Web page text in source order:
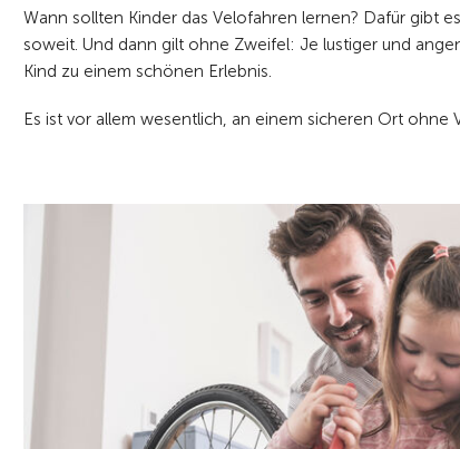
Wann sollten Kinder das Velofahren lernen? Dafür gibt
soweit. Und dann gilt ohne Zweifel: Je lustiger und
Kind zu einem schönen Erlebnis.
Es ist vor allem wesentlich, an einem sicheren Ort